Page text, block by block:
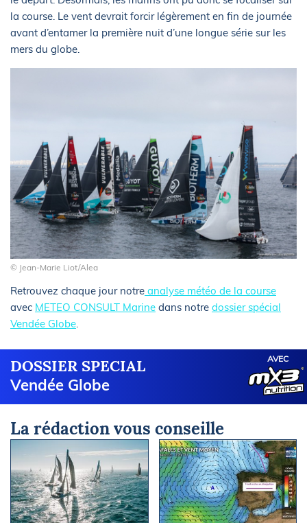
la course. Le vent devrait forcir légèrement en fin de journée
avant d’entamer la première nuit d’une longue série sur les
mers du globe.
© Jean-Marie Liot/Alea
Retrouvez chaque jour notre analyse météo de la course
avec METEO CONSULT Marine dans notre dossier spécial
Vendée Globe.
DOSSIER SPECIAL
Vendée Globe
AVEC
La rédaction vous conseille